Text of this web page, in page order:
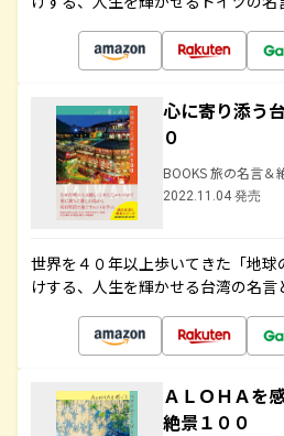
心に寄り添う
０
BOOKS 旅の名言＆
2022.11.04 発売
世界を４０年以上歩いてきた「地
けする、人生を輝かせる台湾の名言
ＡＬＯＨＡを
絶景１００